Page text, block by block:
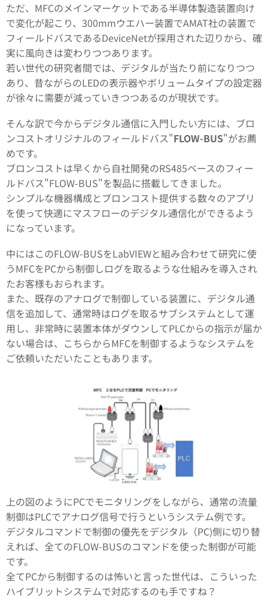
ただ、MFCのメインマーケットである半導体製造装置向け
で変化が起こり、300mmウエハー装置でAMAT社の装置で
フィールドバスであるDeviceNetが採用された辺りから、確
実に風向きは変わりつつあります。
若い世代の研究者間では、デジタルが当たり前になりつつ
あり、昔ながらのLEDの表示器やボリュームタイプの設定器
が徐々に需要が減っていきつつあるのが現状です。
そんな訳で今からデジタル通信に入門したい方には、ブロ
ンコストオリジナルのフィールドバス"FLOW-BUS"がお薦
めです。
ブロンコストは早くから自社開発のRS485ベースのフィー
ルドバス"FLOW-BUS"を製品に搭載してきました。
シンプルな機器構成とブロンコスト提供する数々のアプリ
を使って快適にマスフローのデジタル通信化ができるよう
になっています。
中にはこのFLOW-BUSをLabVIEW​と組み合わせて研究に使
うMFCをPCから制御しログを取るような仕組みを導入され
たお客様もおられます。
また、既存のアナログで制御している装置に、デジタル通
信を追加して、通常時はログを取るサブシステムとして運
用し、非常時に装置本体がダウンしてPLCからの指示が届か
ない場合は、こちらからMFCを制御するようなシステムを
ご依頼いただいたこともあります。
上の図のようにPCでモニタリングをしながら、通常の流量
制御はPLCでアナログ信号で行うというシステム例です。
デジタルコマンドで制御の優先をデジタル（PC)側に切り替
えれば、全てのFLOW-BUSのコマンドを使った制御が可能
です。
全てPCから制御するのは怖いと言った世代は、こういった
ハイブリットシステムで対応するのも手ですね？